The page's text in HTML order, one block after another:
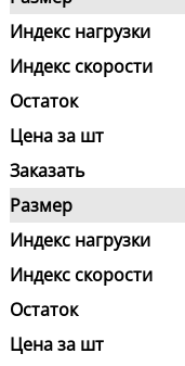
Индекс нагрузки
Индекс скорости
Остаток
Цена за шт
Заказать
Размер
Индекс нагрузки
Индекс скорости
Остаток
Цена за шт